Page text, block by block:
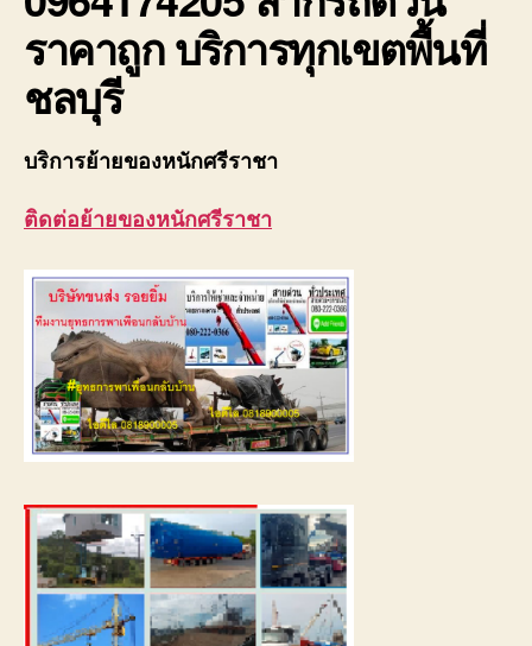
ราคาถูก บริการทุกเขตพื้นที่
ชลบุรี
บริการย้ายของหนักศรีราชา
ติดต่อย้ายของหนักศรีราชา